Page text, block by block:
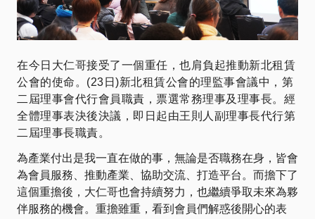
在今日大仁哥接受了一個重任，也肩負起推動新北租賃
公會的使命。(23日)新北租賃公會的理監事會議中，第
二屆理事會代行會員職責，票選常務理事及理事長。經
全體理事表決後決議，即日起由王則人副理事長代行第
二屆理事長職責。
為產業付出是我一直在做的事，無論是否職務在身，皆會
為會員服務、推動產業、協助交流、打造平台。而擔下了
這個重擔後，大仁哥也會持續努力，也繼續爭取未來為夥
伴服務的機會。重擔雖重，看到會員們解惑後開心的表